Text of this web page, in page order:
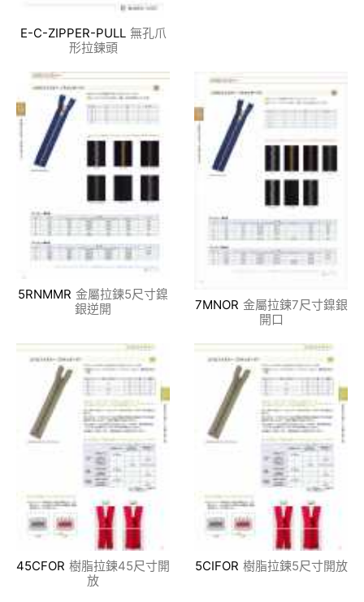
E-C-ZIPPER-PULL 無孔爪
形拉鍊頭
5RNMMR 金屬拉鍊5尺寸鎳
銀逆開
7MNOR 金屬拉鍊7尺寸鎳銀
開口
45CFOR 樹脂拉鍊45尺寸開
放
5CIFOR 樹脂拉鍊5尺寸開放